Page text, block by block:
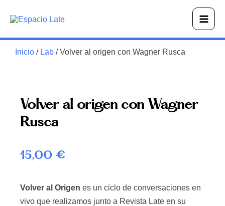
Main
Inicio / Lab / Volver al origen con Wagner Rusca
Volver al origen con Wagner
Rusca
15,00 €
Volver al Origen es un ciclo de conversaciones en
vivo que realizamos junto a Revista Late en su